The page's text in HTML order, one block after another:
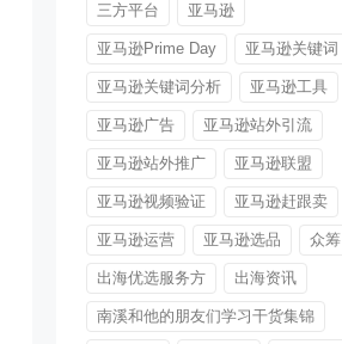
三方平台 亚马逊
亚马逊Prime Day 亚马逊关键词
亚马逊关键词分析 亚马逊工具
亚马逊广告 亚马逊站外引流
亚马逊站外推广 亚马逊联盟
亚马逊视频验证 亚马逊赶跟卖
亚马逊运营 亚马逊选品 众筹
出海优选服务方 出海资讯
南溪和他的朋友们学习干货集锦